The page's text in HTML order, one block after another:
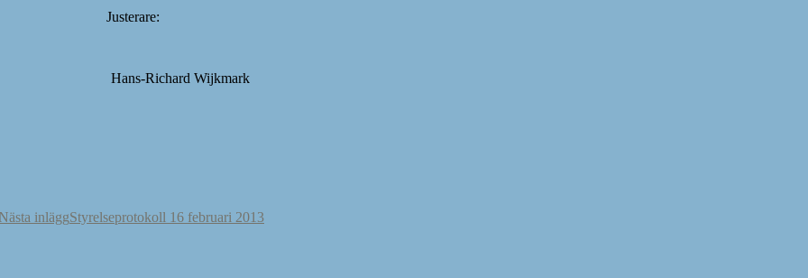
Justerare:
Wijkmark
inläggStyrelseprotokoll 16 februari 2013